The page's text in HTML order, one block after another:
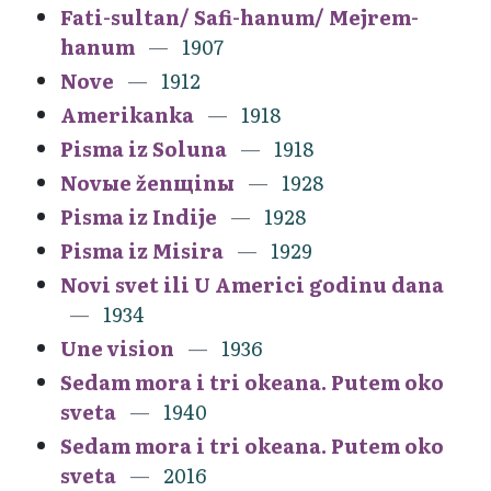
Fati-sultan/ Safi-hanum/ Mejrem-
hanum
1907
Nove
1912
Amerikanka
1918
Pisma iz Soluna
1918
Novыe ženщinы
1928
Pisma iz Indije
1928
Pisma iz Misira
1929
Novi svet ili U Americi godinu dana
1934
Une vision
1936
Sedam mora i tri okeana. Putem oko
sveta
1940
Sedam mora i tri okeana. Putem oko
sveta
2016